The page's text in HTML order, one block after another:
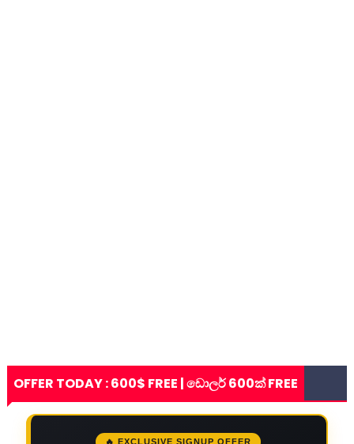
OFFER TODAY : 600$ FREE | ඩොලර් 600ක් FREE
🔥 EXCLUSIVE SIGNUP OFFER